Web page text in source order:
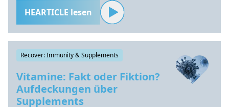
HEARTICLE lesen
Recover: Immunity & Supplements
Vitamine: Fakt oder Fiktion?
Aufdeckungen über
Supplements